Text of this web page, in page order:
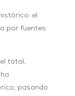
el
por fuentes
total,
pasando